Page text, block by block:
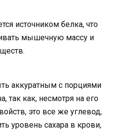
источником белка, что
мышечную массу и
аккуратным с порциями
так как, несмотря на его
это все же углевод,
уровень сахара в крови,